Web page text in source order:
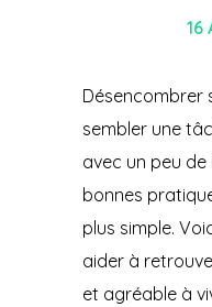
16
Désencombrer
sembler une
avec un peu
bonnes
plus simple.
aider à
et agréable à